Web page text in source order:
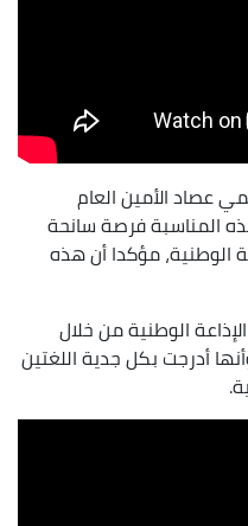
الأمين العام
المناسبة فرصة سانحة
الوطنية، مؤكدا أن هذه
الوطنية من خلال
أدرجت بكل جدية اللغتين